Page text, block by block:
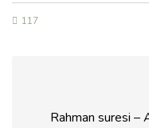
117
Rahman suresi –